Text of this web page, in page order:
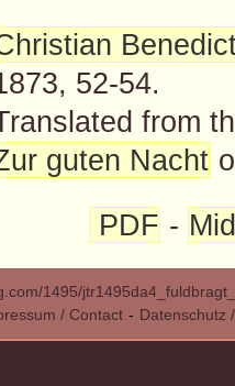
52-54.
from
guten Nacht
PDF -
1495/
/ Contact - Datenschutz